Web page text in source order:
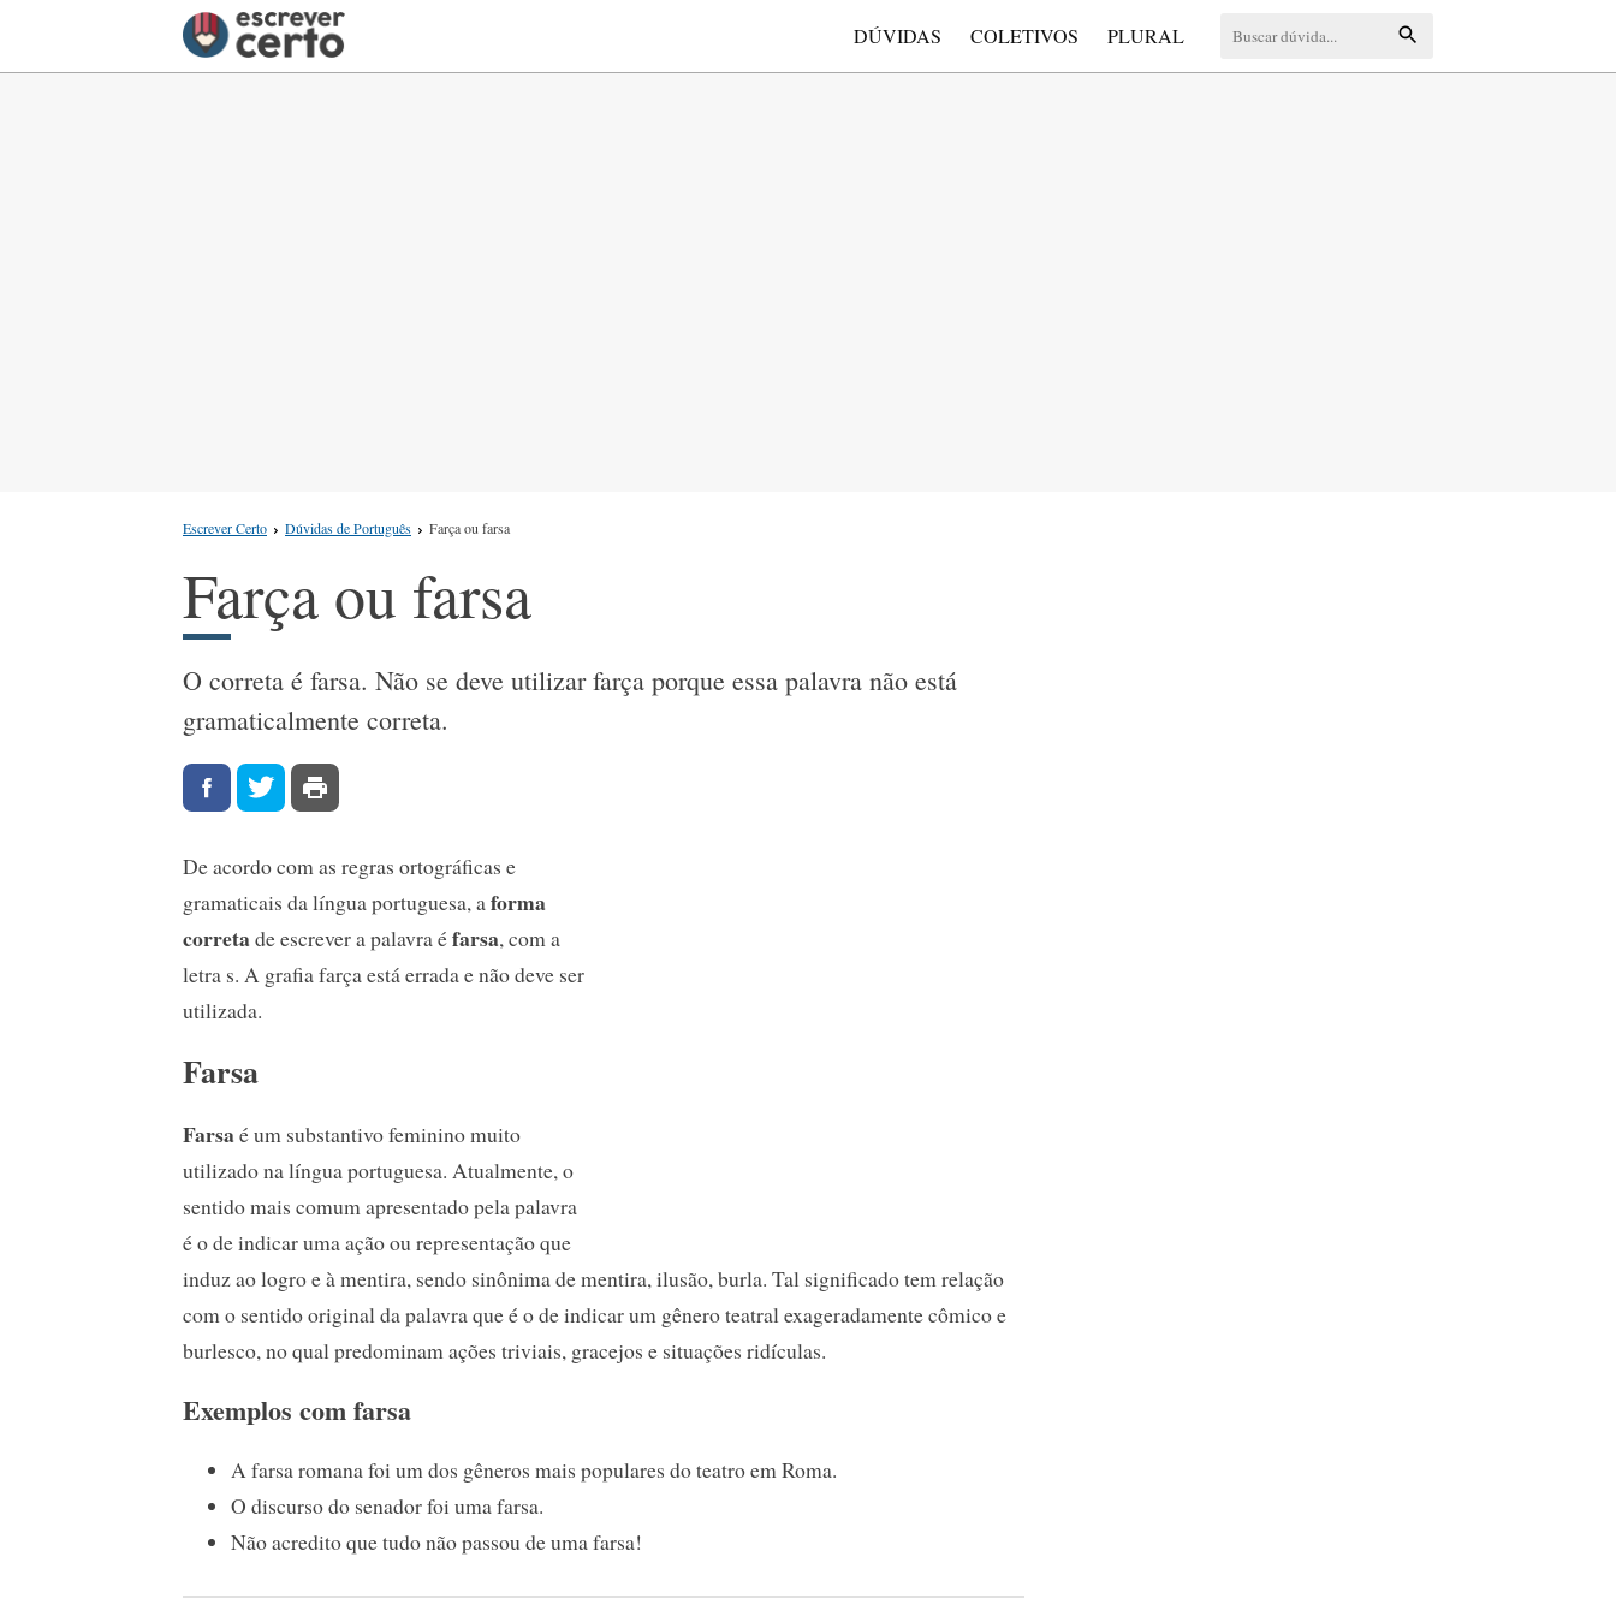
DÚVIDAS COLETIVOS PLURAL
Escrever Certo Dúvidas de Português Farça ou farsa
Farça ou farsa
O correta é farsa. Não se deve utilizar farça porque essa palavra não está
gramaticalmente correta.
De acordo com as regras ortográficas e
gramaticais da língua portuguesa, aforma
corretade escrever a palavra éfarsa, com a
letra s. A grafia farça está errada e não deve ser
utilizada.
Farsa
Farsaé um substantivo feminino muito
utilizado na língua portuguesa. Atualmente, o
sentido mais comum apresentado pela palavra
é o de indicar uma ação ou representação que
induz ao logro e à mentira, sendo sinônima de mentira, ilusão, burla. Tal significado tem relação
com o sentido original da palavra que é o de indicar um gênero teatral exageradamente cômico e
burlesco, no qual predominam ações triviais, gracejos e situações ridículas.
Exemplos com farsa
A farsa romana foi um dos gêneros mais populares do teatro em Roma.
O discurso do senador foi uma farsa.
Não acredito que tudo não passou de uma farsa!